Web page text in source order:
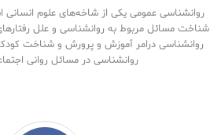
روانشناسی عمومی یکی از شاخه‌های علوم
شناخت مسائل مربوط به روانشناسی و علل
روانشناسی درامر آموزش و پرورش و شناخت
روانشناسی در مسائل روانی